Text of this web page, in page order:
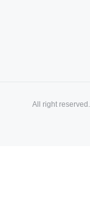
All right